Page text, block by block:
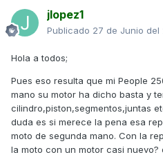
jlopez1
Publicado 27 de Junio del
Hola a todos;
Pues eso resulta que mi People
mano su motor ha dicho basta y
cilindro,piston,segmentos,juntas
duda es si merece la pena esa
moto de segunda mano. Con la
la moto con un motor casi nuevo?